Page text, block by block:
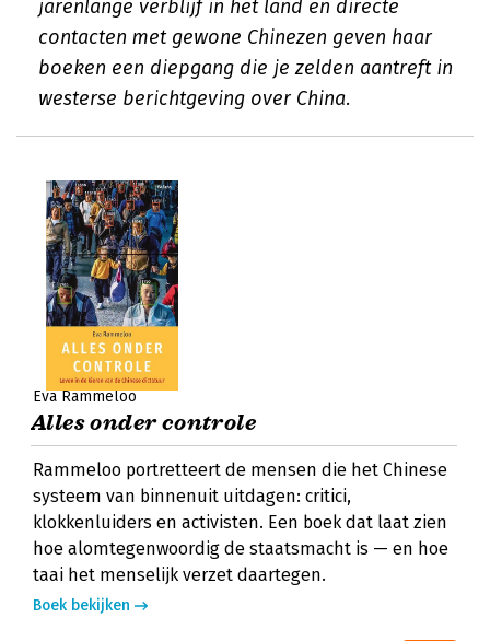
jarenlange verblijf in het land en directe
contacten met gewone Chinezen geven haar
boeken een diepgang die je zelden aantreft in
westerse berichtgeving over China.
Eva Rammeloo
Alles onder controle
Rammeloo portretteert de mensen die het Chinese
systeem van binnenuit uitdagen: critici,
klokkenluiders en activisten. Een boek dat laat zien
hoe alomtegenwoordig de staatsmacht is — en hoe
taai het menselijk verzet daartegen.
Boek bekijken